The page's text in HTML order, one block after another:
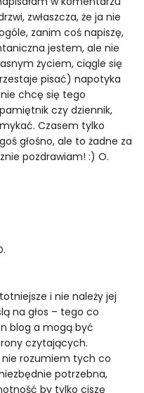
zwłaszcza, że ja nie
zanim coś napiszę,
jestem, ale nie
życiem, ciągle się
pisać) napotyka
chcę się tego
czy dziennik,
Czasem tylko
głośno, ale to żadne za
pozdrawiam! :) O.
i nie należy jej
na głos – tego co
blog a mogą być
czytających.
nie rozumiem tych co
potrzebna,
by tylko ciszę